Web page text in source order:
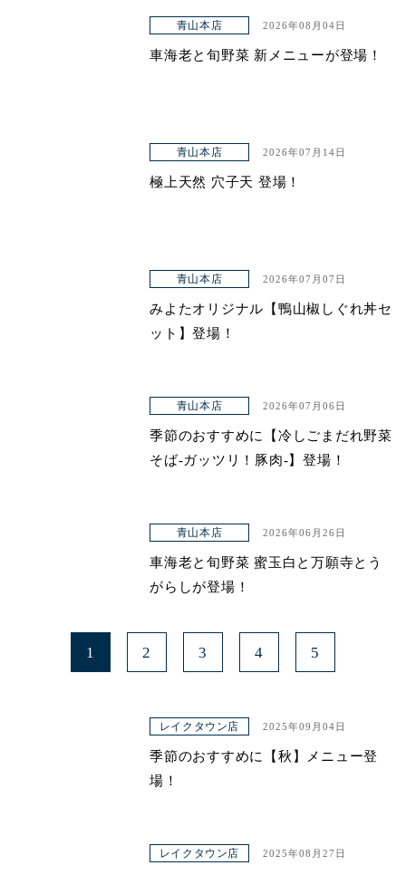
青山本店 2026年08月04日
車海老と旬野菜 新メニューが登場！
青山本店 2026年07月14日
極上天然 穴子天 登場！
青山本店 2026年07月07日
みよたオリジナル【鴨山椒しぐれ丼セ
ット】登場！
青山本店 2026年07月06日
季節のおすすめに【冷しごまだれ野菜
そば-ガッツリ！豚肉-】登場！
青山本店 2026年06月26日
車海老と旬野菜 蜜玉白と万願寺とう
がらしが登場！
1 2 3 4 5
レイクタウン店 2025年09月04日
季節のおすすめに【秋】メニュー登
場！
レイクタウン店 2025年08月27日